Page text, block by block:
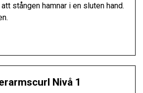
stången hamnar i en sluten hand.
Nivå 1